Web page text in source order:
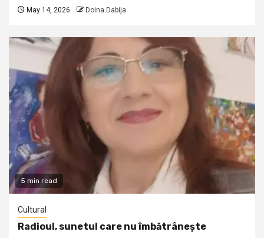
May 14, 2026 Doina Dabija
5 min read
Cultural
Radioul, sunetul care nu îmbătrânește